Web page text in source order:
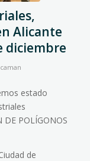
Alicante
diciembre
estado
DE POLÍGONOS
de